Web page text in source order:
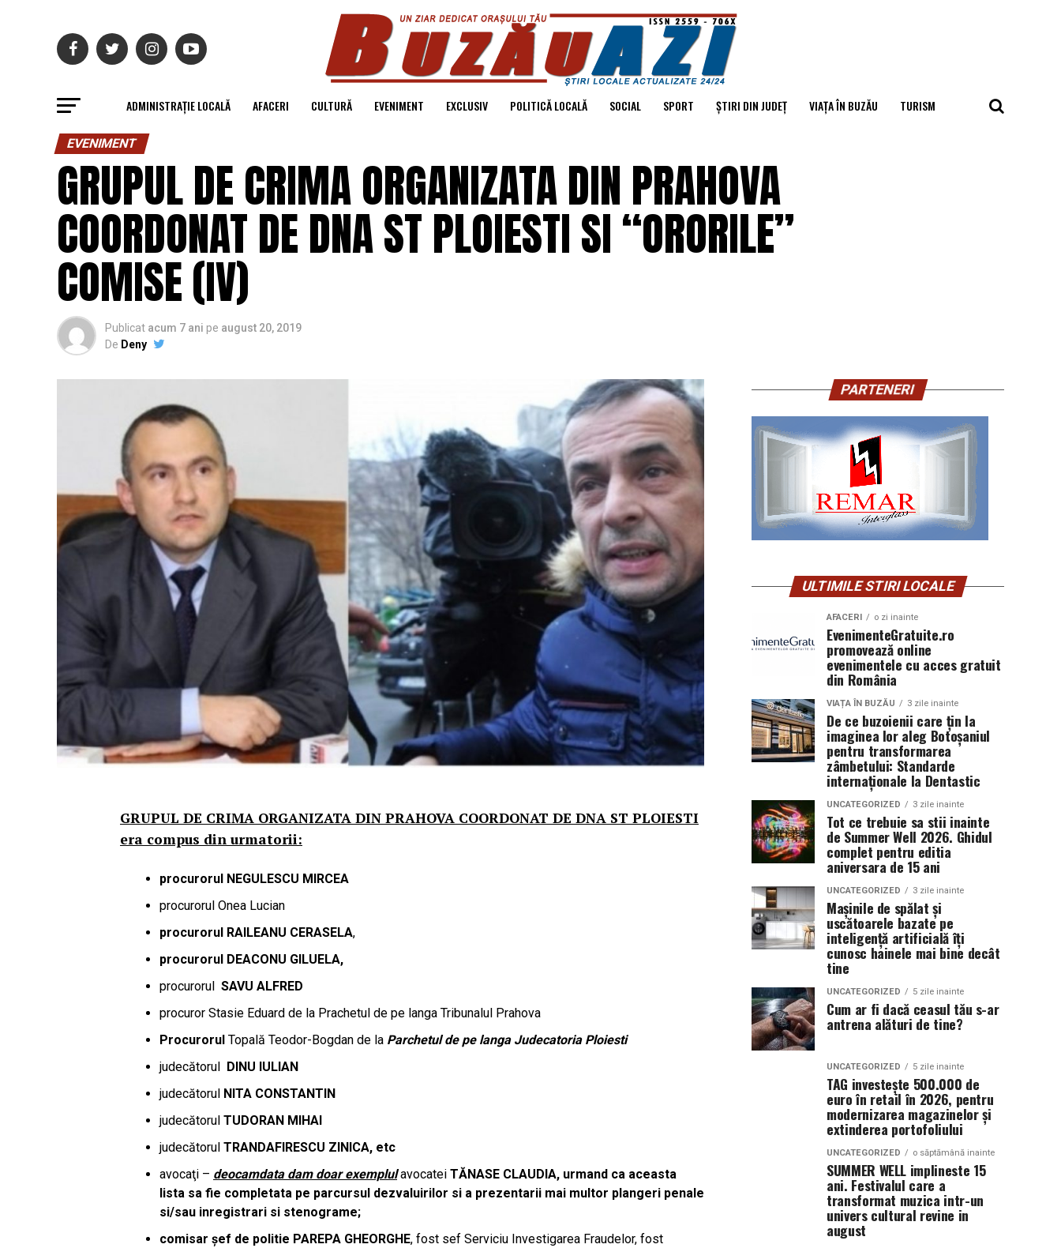
ADMINISTRAȚIE LOCALĂ AFACERI CULTURĂ EVENIMENT EXCLUSIV POLITICĂ LOCALĂ SOCIAL SPORT ȘTIRI DIN JUDEȚ VIAȚA ÎN BUZĂU TURISM
EVENIMENT
GRUPUL DE CRIMA ORGANIZATA DIN PRAHOVA
COORDONAT DE DNA ST PLOIESTI SI “ORORILE”
COMISE (IV)
Publicat acum 7 ani pe august 20, 2019
De Deny
GRUPUL DE CRIMA ORGANIZATA DIN PRAHOVA COORDONAT DE DNA ST PLOIESTI
era compus din urmatorii:
procurorul NEGULESCU MIRCEA
procurorul Onea Lucian
procurorul RAILEANU CERASELA,
procurorul DEACONU GILUELA,
procurorul SAVU ALFRED
procuror Stasie Eduard de la Prachetul de pe langa Tribunalul Prahova
Procurorul Topală Teodor-Bogdan de la Parchetul de pe langa Judecatoria Ploiesti
judecătorul DINU IULIAN
judecătorul NITA CONSTANTIN
judecătorul TUDORAN MIHAI
judecătorul TRANDAFIRESCU ZINICA, etc
avocaţi – deocamdata dam doar exemplulavocatei TĂNASE CLAUDIA, urmand ca aceasta
lista sa fie completata pe parcursul dezvaluirilor si a prezentarii mai multor plangeri penale
si/sau inregistrari si stenograme;
comisar șef de politie PAREPA GHEORGHE, fost sef Serviciu Investigarea Fraudelor, fost
PARTENERI
ULTIMILE STIRI LOCALE
AFACERI o zi inainte
EvenimenteGratuite.ro
promovează online
evenimentele cu acces gratuit
din România
VIAȚA ÎN BUZĂU 3 zile inainte
De ce buzoienii care țin la
imaginea lor aleg Botoșaniul
pentru transformarea
zâmbetului: Standarde
internaționale la Dentastic
UNCATEGORIZED 3 zile inainte
Tot ce trebuie sa stii inainte
de Summer Well 2026. Ghidul
complet pentru editia
aniversara de 15 ani
UNCATEGORIZED 3 zile inainte
Mașinile de spălat și
uscătoarele bazate pe
inteligență artificială îți
cunosc hainele mai bine decât
tine
UNCATEGORIZED 5 zile inainte
Cum ar fi dacă ceasul tău s-ar
antrena alături de tine?
UNCATEGORIZED 5 zile inainte
TAG investește 500.000 de
euro în retail în 2026, pentru
modernizarea magazinelor și
extinderea portofoliului
UNCATEGORIZED o săptămână inainte
SUMMER WELL implineste 15
ani. Festivalul care a
transformat muzica intr-un
univers cultural revine in
august